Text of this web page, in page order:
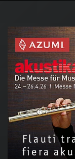
Flauti
fiera